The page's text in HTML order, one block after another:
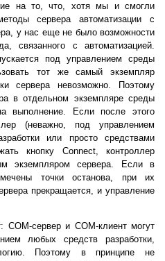
на то, что, хотя мы и смогли
сервера автоматизации с
у нас еще не было возможности
связанного с автоматизацией.
под управлением среды
тот же самый экземпляр
сервера невозможно. Поэтому
в отдельном экземпляре среды
выполнение. Если после этого
(неважно, под управлением
или просто средствами
кнопку Connect, контроллер
экземпляром сервера. Если в
точки останова, при их
прекращается, и управление
сервер и COM-клиент могут
любых средств разработки,
Поэтому в принципе не